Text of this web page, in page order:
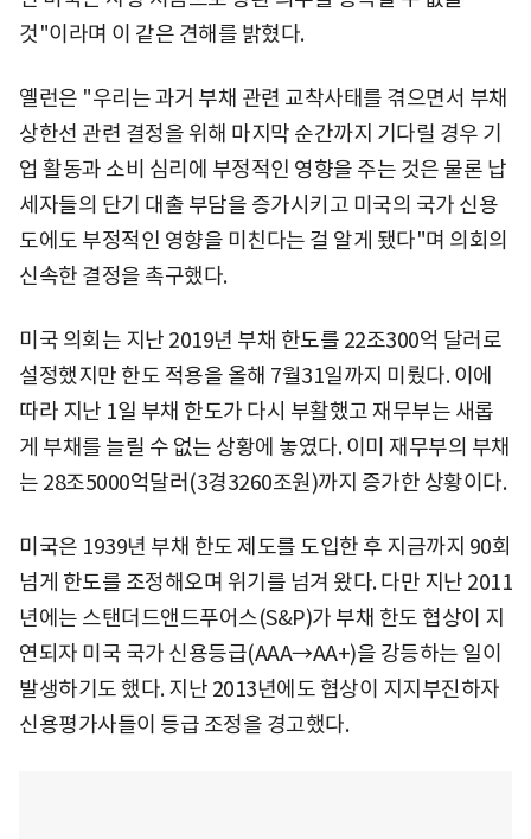
것"이라며 이 같은 견해를 밝혔다.
옐런은 "우리는 과거 부채 관련 교착사태를 겪으면서 부채
상한선 관련 결정을 위해 마지막 순간까지 기다릴 경우 기
업 활동과 소비 심리에 부정적인 영향을 주는 것은 물론 납
세자들의 단기 대출 부담을 증가시키고 미국의 국가 신용
도에도 부정적인 영향을 미친다는 걸 알게 됐다"며 의회의
신속한 결정을 촉구했다.
미국 의회는 지난 2019년 부채 한도를 22조300억 달러로
설정했지만 한도 적용을 올해 7월31일까지 미뤘다. 이에
따라 지난 1일 부채 한도가 다시 부활했고 재무부는 새롭
게 부채를 늘릴 수 없는 상황에 놓였다. 이미 재무부의 부채
는 28조5000억달러(3경3260조원)까지 증가한 상황이다.
미국은 1939년 부채 한도 제도를 도입한 후 지금까지 90회
넘게 한도를 조정해오며 위기를 넘겨 왔다. 다만 지난 2011
년에는 스탠더드앤드푸어스(S&P)가 부채 한도 협상이 지
연되자 미국 국가 신용등급(AAA→AA+)을 강등하는 일이
발생하기도 했다. 지난 2013년에도 협상이 지지부진하자
신용평가사들이 등급 조정을 경고했다.